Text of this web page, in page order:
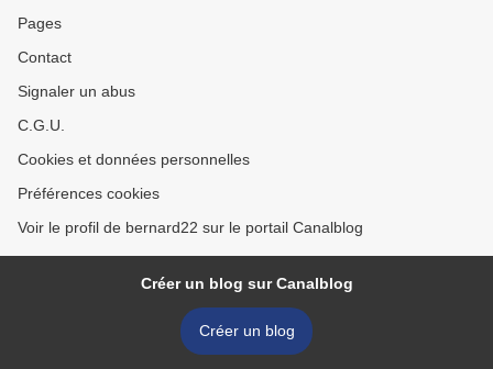
Pages
Contact
Signaler un abus
C.G.U.
Cookies et données personnelles
Préférences cookies
Voir le profil de bernard22 sur le portail Canalblog
Créer un blog sur Canalblog
Créer un blog